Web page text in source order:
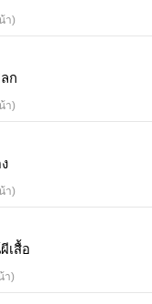
า)
ก
า)
า)
เสื้อ
า)